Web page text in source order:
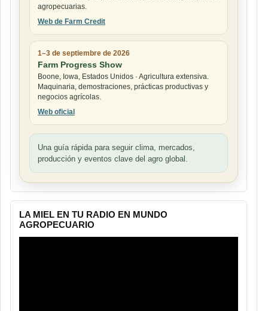
agropecuarias.
Web de Farm Credit
1–3 de septiembre de 2026
Farm Progress Show
Boone, Iowa, Estados Unidos · Agricultura extensiva.
Maquinaria, demostraciones, prácticas productivas y
negocios agrícolas.
Web oficial
Una guía rápida para seguir clima, mercados,
producción y eventos clave del agro global.
LA MIEL EN TU RADIO EN MUNDO
AGROPECUARIO